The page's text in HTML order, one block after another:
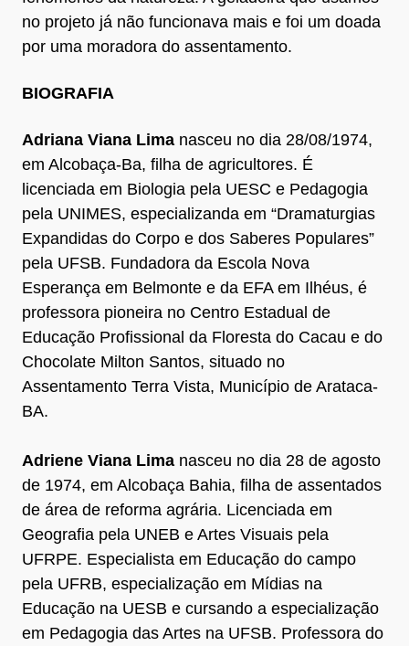
no projeto já não funcionava mais e foi um doada
por uma moradora do assentamento.
BIOGRAFIA
Adriana Viana Lima nasceu no dia 28/08/1974,
em Alcobaça-Ba, filha de agricultores. É
licenciada em Biologia pela UESC e Pedagogia
pela UNIMES, especializanda em “Dramaturgias
Expandidas do Corpo e dos Saberes Populares”
pela UFSB. Fundadora da Escola Nova
Esperança em Belmonte e da EFA em Ilhéus, é
professora pioneira no Centro Estadual de
Educação Profissional da Floresta do Cacau e do
Chocolate Milton Santos, situado no
Assentamento Terra Vista, Município de Arataca-
BA.
Adriene Viana Lima nasceu no dia 28 de agosto
de 1974, em Alcobaça Bahia, filha de assentados
de área de reforma agrária. Licenciada em
Geografia pela UNEB e Artes Visuais pela
UFRPE. Especialista em Educação do campo
pela UFRB, especialização em Mídias na
Educação na UESB e cursando a especialização
em Pedagogia das Artes na UFSB. Professora do